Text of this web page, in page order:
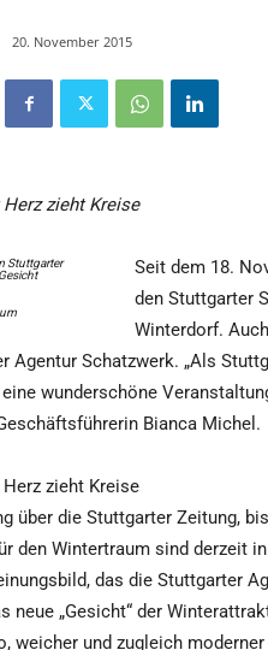
20. November 2015
zieht Kreise
Seit dem 18.
den Stuttgarter
Winterdorf.
Agentur Schatzwerk. „Als
wunderschöne
Bianca Michel.
zieht Kreise
über die Stuttgarter Zeitung,
den Wintertraum sind derzeit
das die Stuttgarter
neue „Gesicht“ der
weicher und zugleich